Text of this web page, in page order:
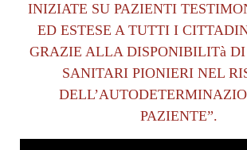
INIZIATE SU PAZIENTI
ED ESTESE A TUTTI I
GRAZIE ALLA DISPONIBILITà DI
SANITARI PIONIERI NEL
PAZIENTE”.